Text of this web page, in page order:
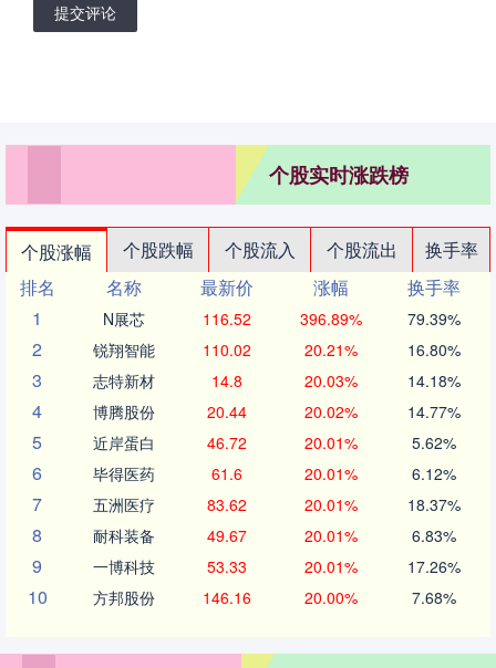
提交评论
个股实时涨跌榜
个股涨幅 个股跌幅 个股流入 个股流出
换手率
排名
名称 最新价 涨幅
换手率
1
N展芯 116.52 396.89% 79.39%
2 锐翔智能 110.02 20.21% 16.80%
3 志特新材 14.8 20.03% 14.18%
4 博腾股份 20.44 20.02% 14.77%
5 近岸蛋白 46.72 20.01% 5.62%
6 毕得医药 61.6 20.01% 6.12%
7 五洲医疗 83.62 20.01% 18.37%
8 耐科装备 49.67 20.01% 6.83%
9 一博科技 53.33 20.01% 17.26%
10 方邦股份 146.16 20.00% 7.68%